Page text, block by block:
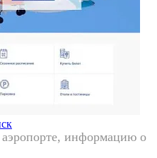
информацию о